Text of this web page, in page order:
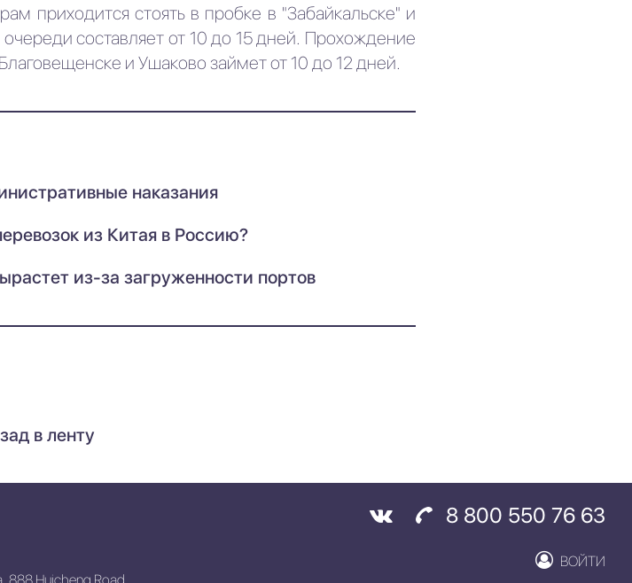
приходится стоять в пробке в "Забайкальске" и
составляет от 10 до 15 дней. Прохождение
и Ушаково займет от 10 до 12 дней.
наказания
из Китая в Россию?
из-за загруженности портов
в ленту
8 800 550 76 63
ВОЙТИ